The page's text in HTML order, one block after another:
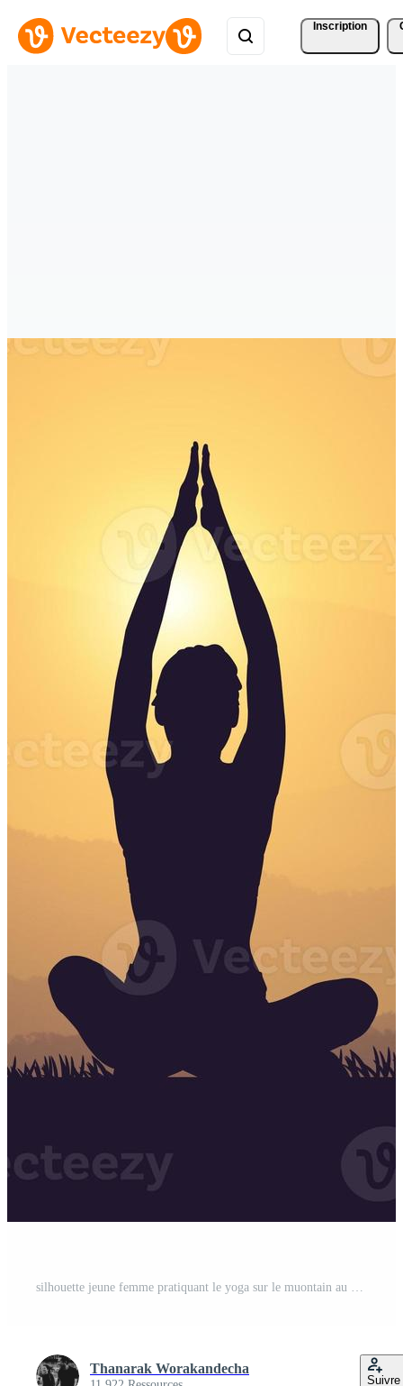
Inscription
Thanarak Worakandecha
Suivre